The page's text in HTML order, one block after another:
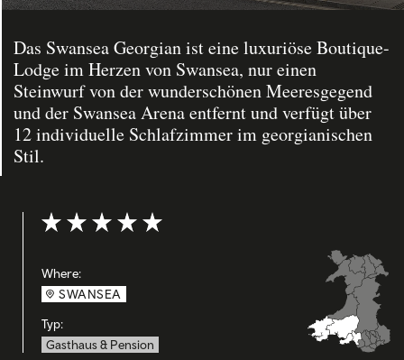
Das Swansea Georgian ist eine luxuriöse Boutique-
Lodge im Herzen von Swansea, nur einen
Steinwurf von der wunderschönen Meeresgegend
und der Swansea Arena entfernt und verfügt über
12 individuelle Schlafzimmer im georgianischen
Stil.
Bewertung: 5 out of 5
Where:
SWANSEA
Typ:
Gasthaus & Pension